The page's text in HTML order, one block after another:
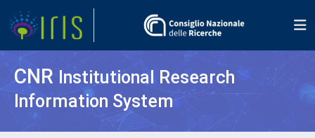
CNR Institutional Research
Information System